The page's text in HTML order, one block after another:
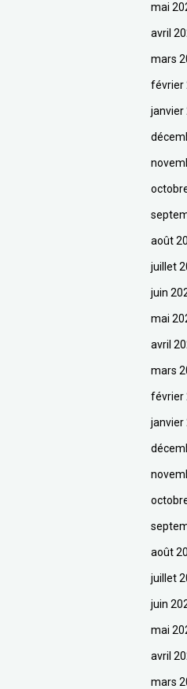
mai
avril
mars
février
janvier
août
juillet
juin
mai
avril
mars
février
janvier
août
juillet
juin
mai
avril
mars